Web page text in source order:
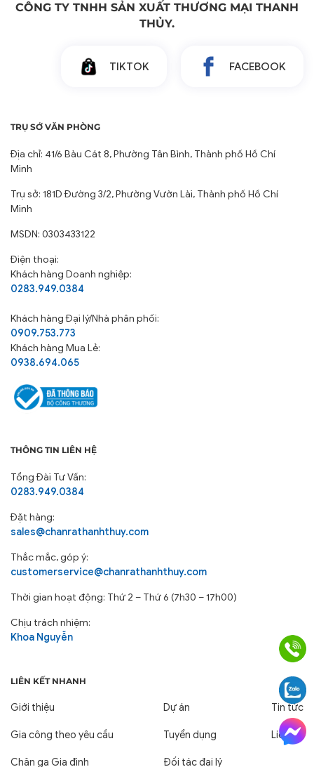
CÔNG TY TNHH SẢN XUẤT THƯƠNG MẠI THANH
THỦY.
TIKTOK FACEBOOK
TRỤ SỞ VĂN PHÒNG
Địa chỉ: 41/6 Bàu Cát 8, Phường Tân Bình, Thành phố Hồ Chí
Minh
Trụ sở: 181D Đường 3/2, Phường Vườn Lài, Thành phố Hồ Chí
Minh
MSDN: 0303433122
Điện thoại:
Khách hàng Doanh nghiệp:
0283.949.0384
Khách hàngĐại lý/Nhà phân phối:
0909.753.773
Khách hàng Mua Lẻ:
0938.694.065
THÔNG TIN LIÊN HỆ
Tổng Đài Tư Vấn:
0283.949.0384
Đặt hàng:
sales@chanrathanhthuy.com
Thắc mắc, góp ý:
customerservice@chanrathanhthuy.com
Thời gian hoạt động: Thứ 2 – Thứ 6 (7h30 – 17h00)
Chịu trách nhiệm:
Khoa Nguyễn
LIÊN KẾT NHANH
Giới thiệu
Gia công theo yêu cầu
Chăn ga Gia đình
Dự án
Tuyển dụng
Đối tác đại lý
Tin tức
Liên hệ